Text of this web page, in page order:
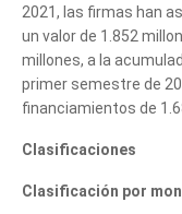
2021, las firmas han
un valor de 1.852
millones, a la
primer semestre de
financiamientos de
Clasificaciones
Clasificación por